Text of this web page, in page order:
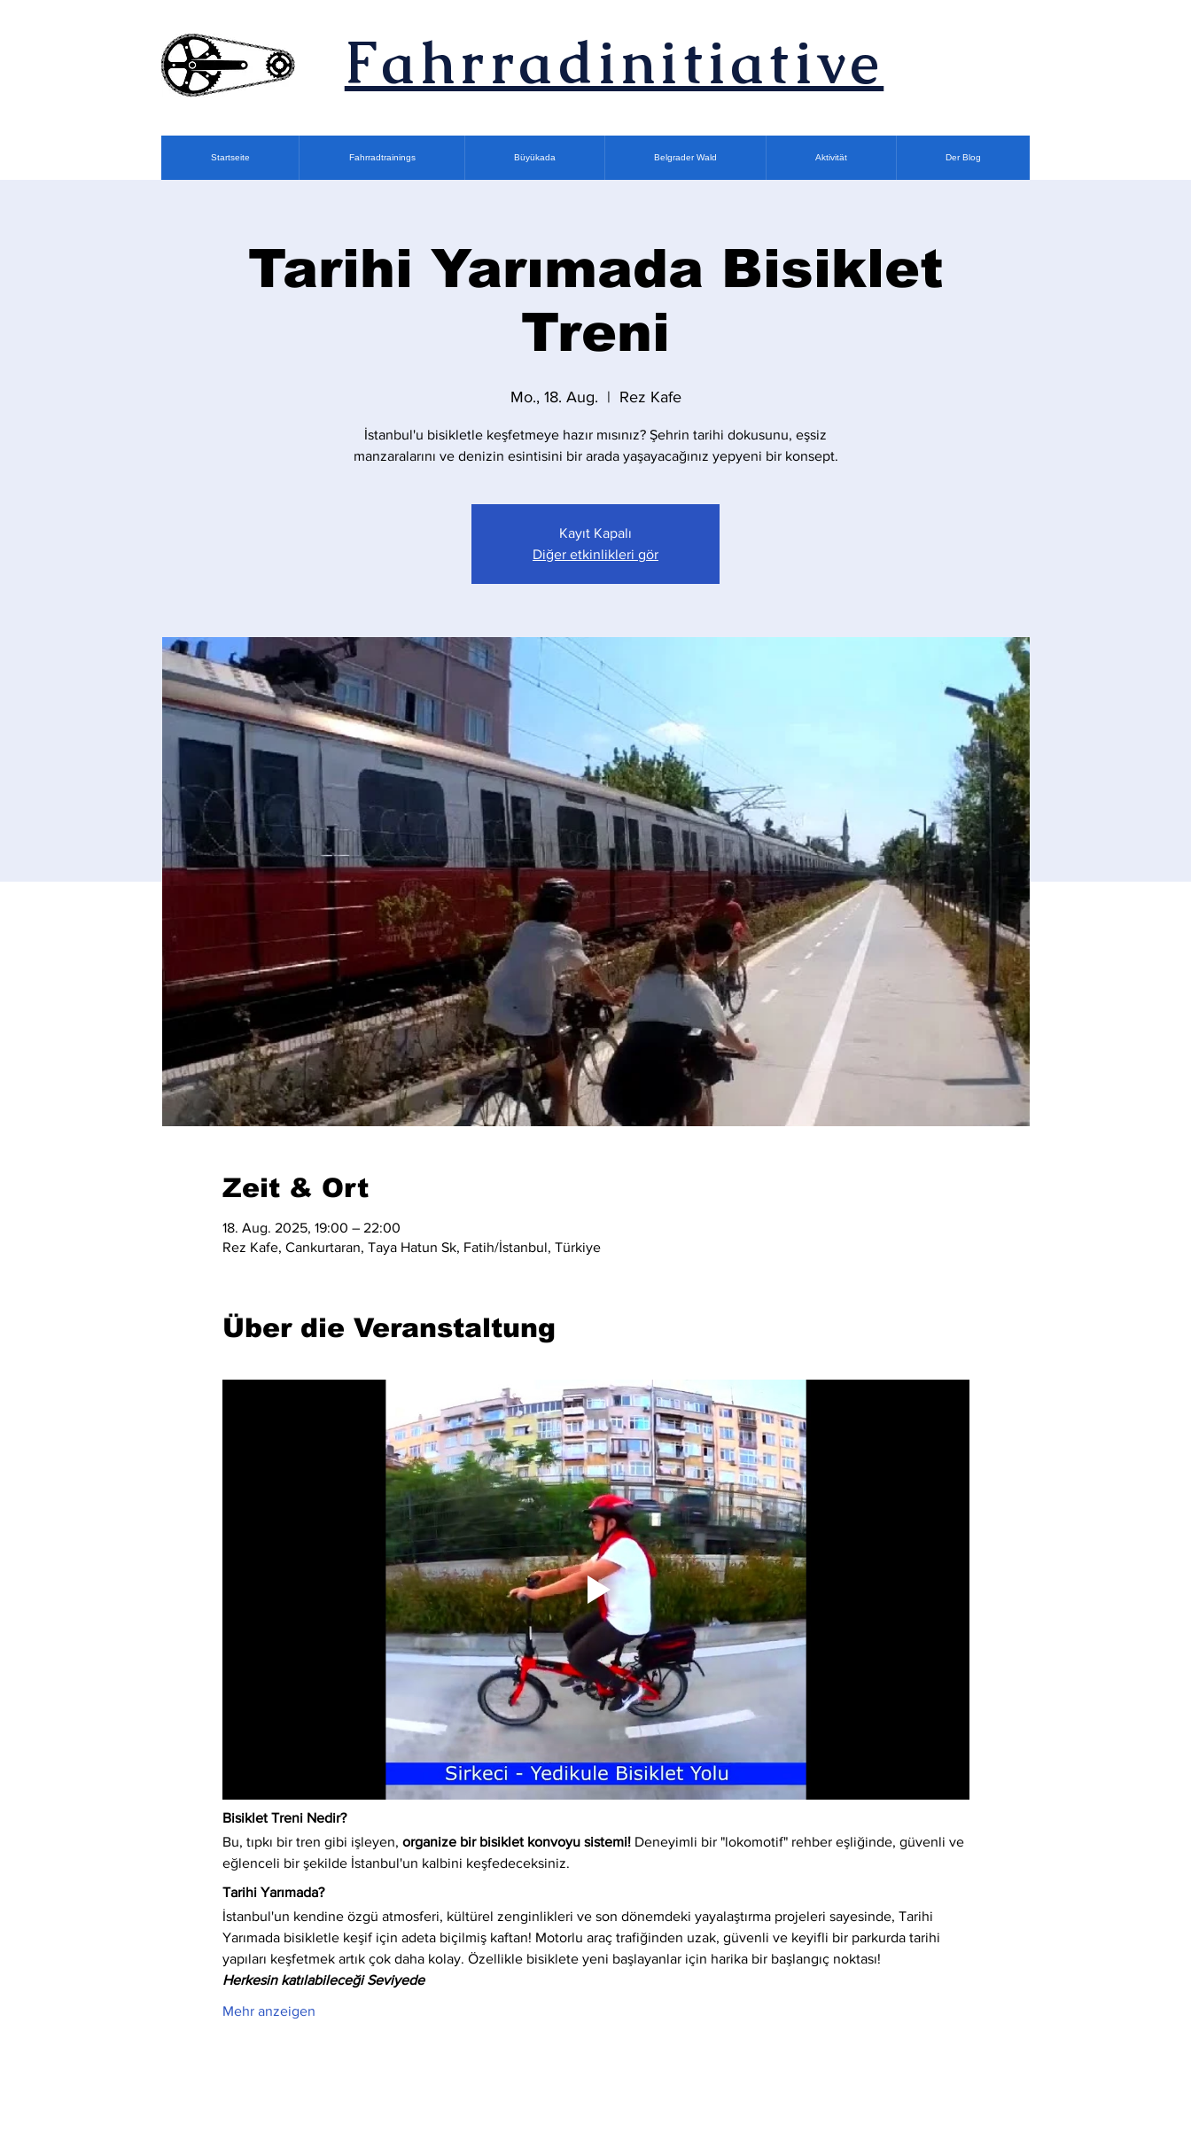
Fahrradinitiative
Startseite Fahrradtrainings Büyükada Belgrader Wald Aktivität Der Blog
Tarihi Yarımada Bisiklet
Treni
Mo., 18. Aug.
  |
Rez Kafe
İstanbul'u bisikletle keşfetmeye hazır mısınız? Şehrin tarihi dokusunu, eşsiz
manzaralarını ve denizin esintisini bir arada yaşayacağınız yepyeni bir konsept.
Kayıt Kapalı
Diğer etkinlikleri gör
Zeit & Ort
18. Aug. 2025, 19:00 – 22:00
Rez Kafe, Cankurtaran, Taya Hatun Sk, Fatih/İstanbul, Türkiye
Über die Veranstaltung
Bisiklet Treni Nedir?
Bu, tıpkı bir tren gibi işleyen, organize bir bisiklet konvoyu sistemi! Deneyimli bir "lokomotif" rehber eşliğinde, güvenli ve
eğlenceli bir şekilde İstanbul'un kalbini keşfedeceksiniz.
Tarihi Yarımada?
İstanbul'un kendine özgü atmosferi, kültürel zenginlikleri ve son dönemdeki yayalaştırma projeleri sayesinde, Tarihi
Yarımada bisikletle keşif için adeta biçilmiş kaftan! Motorlu araç trafiğinden uzak, güvenli ve keyifli bir parkurda tarihi
yapıları keşfetmek artık çok daha kolay. Özellikle bisiklete yeni başlayanlar için harika bir başlangıç noktası!
Herkesin katılabileceği Seviyede
Mehr anzeigen